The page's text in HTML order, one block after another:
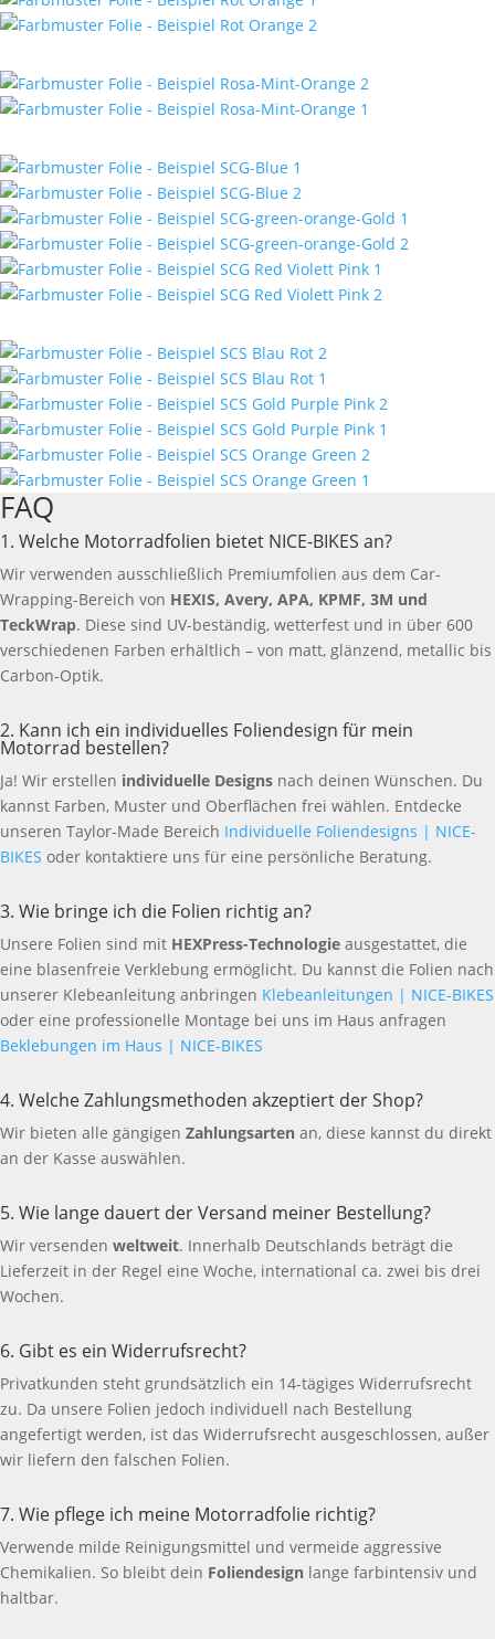
FAQ
1. Welche Motorradfolien bietet NICE-BIKES an?
Wir verwenden ausschließlich Premiumfolien aus dem Car-
Wrapping-Bereich von HEXIS, Avery, APA, KPMF, 3M und
TeckWrap. Diese sind UV-beständig, wetterfest und in über 600
verschiedenen Farben erhältlich – von matt, glänzend, metallic bis
Carbon-Optik.
2. Kann ich ein individuelles Foliendesign für mein
Motorrad bestellen?
Ja! Wir erstellen individuelle Designs nach deinen Wünschen. Du
kannst Farben, Muster und Oberflächen frei wählen. Entdecke
unseren Taylor-Made Bereich Individuelle Foliendesigns | NICE-
BIKES oder kontaktiere uns für eine persönliche Beratung.
3. Wie bringe ich die Folien richtig an?
Unsere Folien sind mit HEXPress-Technologie ausgestattet, die
eine blasenfreie Verklebung ermöglicht. Du kannst die Folien nach
unserer Klebeanleitung anbringen Klebeanleitungen | NICE-BIKES
oder eine professionelle Montage bei uns im Haus anfragen
Beklebungen im Haus | NICE-BIKES
4. Welche Zahlungsmethoden akzeptiert der Shop?
Wir bieten alle gängigen Zahlungsarten an, diese kannst du direkt
an der Kasse auswählen.
5. Wie lange dauert der Versand meiner Bestellung?
Wir versenden weltweit. Innerhalb Deutschlands beträgt die
Lieferzeit in der Regel eine Woche, international ca. zwei bis drei
Wochen.
6. Gibt es ein Widerrufsrecht?
Privatkunden steht grundsätzlich ein 14-tägiges Widerrufsrecht
zu. Da unsere Folien jedoch individuell nach Bestellung
angefertigt werden, ist das Widerrufsrecht ausgeschlossen, außer
wir liefern den falschen Folien.
7. Wie pflege ich meine Motorradfolie richtig?
Verwende milde Reinigungsmittel und vermeide aggressive
Chemikalien. So bleibt dein Foliendesign lange farbintensiv und
haltbar.